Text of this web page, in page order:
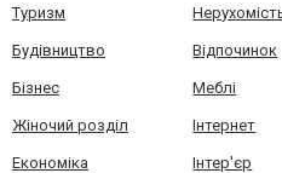
Туризм
Будівництво Відпочинок
Бізнес Меблі
Жіночий розділ Інтернет
Економіка Інтер'єр